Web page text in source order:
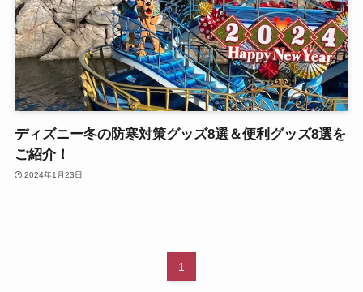
ディズニー冬の防寒対策グッズ8選＆便利グッズ8選を
ご紹介！
2024年1月23日
1